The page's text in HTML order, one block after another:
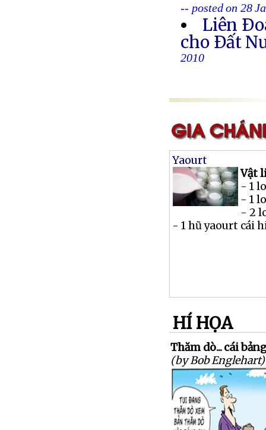
-- posted on 28
Liên
cho Ðất
2010
Yaourt
Vật
- 1
- 1
- 2
- 1 hũ yaourt cái
HÍ HỌA
Thăm dò... cái
(by Bob Englehart)